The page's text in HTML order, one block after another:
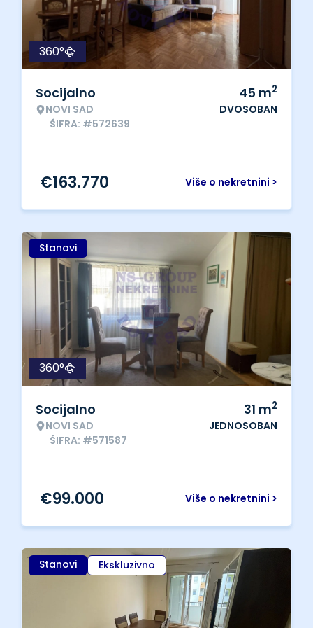
360°
Socijalno
NOVI SAD
ŠIFRA: #572639
45 m2
DVOSOBAN
Više o nekretnini >
€163.770
Stanovi
360°
Socijalno
NOVI SAD
ŠIFRA: #571587
31 m2
JEDNOSOBAN
Više o nekretnini >
€99.000
Stanovi Ekskluzivno